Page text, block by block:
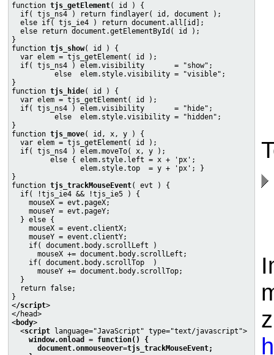
function tjs_getElement( id ) {
  if( tjs_ns4 ) return findlayer( id, document );
  else if( tjs_ie4 ) return document.all[id];
  else return document.getElementById( id );
}
function tjs_show( id ) {
  var elem = tjs_getElement( id );
  if( tjs_ns4 ) elem.visibility       = "show";
          else  elem.style.visibility = "visible";
}
function tjs_hide( id ) {
  var elem = tjs_getElement( id );
  if( tjs_ns4 ) elem.visibility       = "hide";
          else  elem.style.visibility = "hidden";
}
function tjs_move( id, x, y ) {
  var elem = tjs_getElement( id );
  if( tjs_ns4 ) elem.moveTo( x, y );
         else { elem.style.left = x + 'px';
                elem.style.top  = y + 'px'; }
}
function tjs_trackMouseEvent( evt ) {
  if( !tjs_ie4 && !tjs_ie5 ) {
    mouseX = evt.pageX;
    mouseY = evt.pageY;
  } else {
    mouseX = event.clientX;
    mouseY = event.clientY;
    if( document.body.scrollLeft )
      mouseX += document.body.scrollLeft;
    if( document.body.scrollTop  )
      mouseY += document.body.scrollTop;
  }
  return false;
}
</script>
</head>
<body>
  <
script language="JavaScript" type="text/javascript">
window.onload = function() {
      document.onmouseover=tjs_trackMouseEvent;